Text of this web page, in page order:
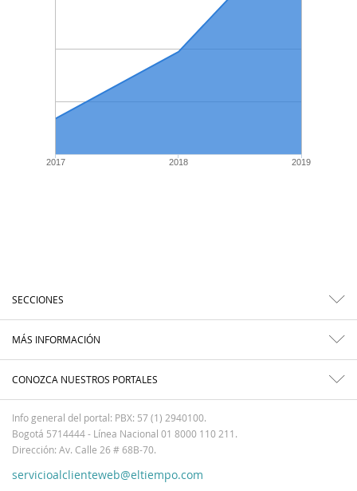
2017 2018 2019
SECCIONES
MÁS INFORMACIÓN
CONOZCA NUESTROS PORTALES
Info general del portal: PBX: 57 (1) 2940100.
Bogotá 5714444 - Línea Nacional 01 8000 110 211.
Dirección: Av. Calle 26 # 68B-70.
servicioalclienteweb@eltiempo.com